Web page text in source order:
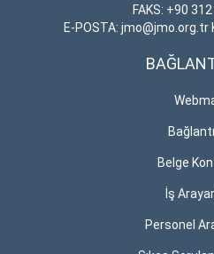
FAKS: +90
E-POSTA:
Belge
İş
Personel